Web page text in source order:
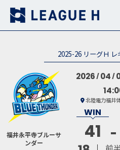
2025-26 リーグＨ
福井永平寺ブルーサ
ンダー
2026 04
北陸電力福井
41